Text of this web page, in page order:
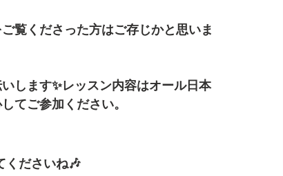
覧くださった方はご存じかと思いま
します✨レッスン内容はオール日本
てご参加ください。
くださいね🎶